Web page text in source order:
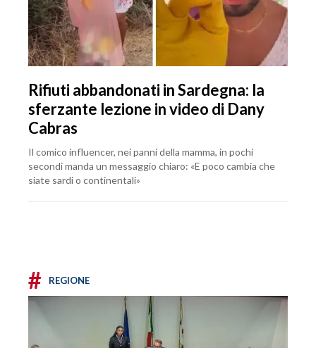
Rifiuti abbandonati in Sardegna: la
sferzante lezione in video di Dany
Cabras
Il comico influencer, nei panni della mamma, in pochi
secondi manda un messaggio chiaro: «E poco cambia che
siate sardi o continentali»
# REGIONE